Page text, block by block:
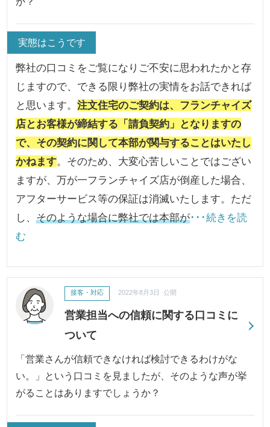
実態はこうです
弊社の口コミをご覧になりご不安に思われたかと存
じますので、できる限り弊社の実情をお話できれば
と思います。注文住宅のご契約は、フランチャイズ
店とお客様が締結する「請負契約」となりますの
で、その契約に関して本部が関与することはいたし
かねます。そのため、大変心苦しいことではござい
ますが、万が一フランチャイズ店が倒産した場合、
アフターサービス等の保証は消滅いたします。ただ
し、そのような場合に弊社では本部が･･･続きを読
む
営業担当への信頼に関する口コミに
ついて
接客・対応 2022年8月3日 公開
「営業さんが信頼できなければ検討できるわけがな
い。」という口コミを見ましたが、そのような声が挙
がることはありますでしょうか？